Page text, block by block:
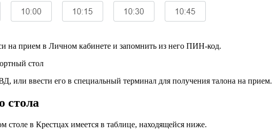
на прием в Личном кабинете и запомнить из него ПИН-код.
или ввести его в специальный терминал для получения талона на прием.
стола
в Крестцах имеется в таблице, находящейся ниже.